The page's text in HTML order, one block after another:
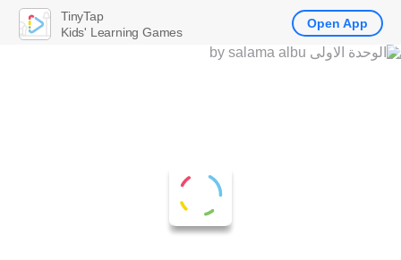
TinyTap
Kids' Learning Games
Open App